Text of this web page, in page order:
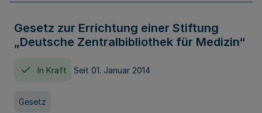
Gesetz zur Errichtung einer Stiftung
„Deutsche Zentralbibliothek für Medizin“
In Kraft Seit 01. Januar 2014
Gesetz